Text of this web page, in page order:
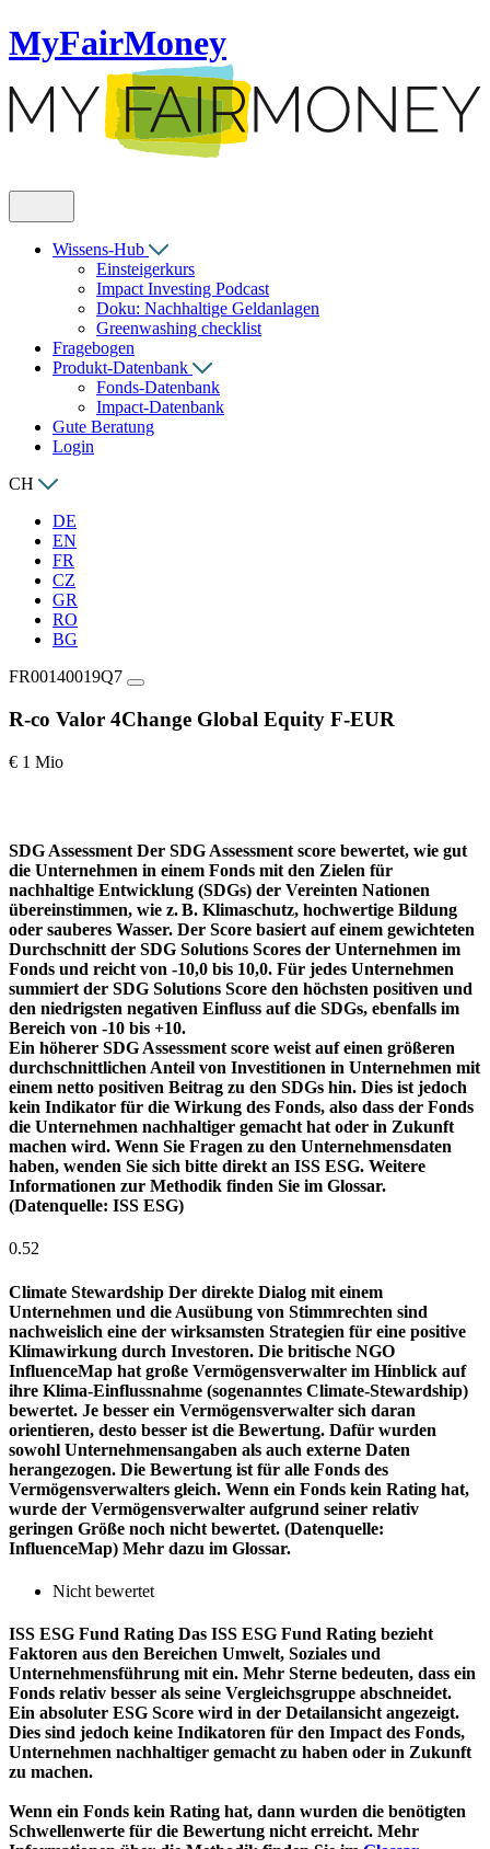
MyFairMoney
Wissens-Hub
Einsteigerkurs
Impact Investing Podcast
Doku: Nachhaltige Geldanlagen
Greenwashing checklist
Fragebogen
Produkt-Datenbank
Fonds-Datenbank
Impact-Datenbank
Gute Beratung
Login
CH
DE
EN
FR
CZ
GR
RO
BG
FR00140019Q7
R-co Valor 4Change Global Equity F-EUR
€ 1 Mio
SDG Assessment Der SDG Assessment score bewertet, wie gut
die Unternehmen in einem Fonds mit den Zielen für
nachhaltige Entwicklung (SDGs) der Vereinten Nationen
übereinstimmen, wie z. B. Klimaschutz, hochwertige Bildung
oder sauberes Wasser. Der Score basiert auf einem gewichteten
Durchschnitt der SDG Solutions Scores der Unternehmen im
Fonds und reicht von -10,0 bis 10,0. Für jedes Unternehmen
summiert der SDG Solutions Score den höchsten positiven und
den niedrigsten negativen Einfluss auf die SDGs, ebenfalls im
Bereich von -10 bis +10.
Ein höherer SDG Assessment score weist auf einen größeren
durchschnittlichen Anteil von Investitionen in Unternehmen mit
einem netto positiven Beitrag zu den SDGs hin. Dies ist jedoch
kein Indikator für die Wirkung des Fonds, also dass der Fonds
die Unternehmen nachhaltiger gemacht hat oder in Zukunft
machen wird. Wenn Sie Fragen zu den Unternehmensdaten
haben, wenden Sie sich bitte direkt an ISS ESG. Weitere
Informationen zur Methodik finden Sie im Glossar.
(Datenquelle: ISS ESG)
0.52
Climate Stewardship Der direkte Dialog mit einem
Unternehmen und die Ausübung von Stimmrechten sind
nachweislich eine der wirksamsten Strategien für eine positive
Klimawirkung durch Investoren. Die britische NGO
InfluenceMap hat große Vermögensverwalter im Hinblick auf
ihre Klima-Einflussnahme (sogenanntes Climate-Stewardship)
bewertet. Je besser ein Vermögensverwalter sich daran
orientieren, desto besser ist die Bewertung. Dafür wurden
sowohl Unternehmensangaben als auch externe Daten
herangezogen. Die Bewertung ist für alle Fonds des
Vermögensverwalters gleich. Wenn ein Fonds kein Rating hat,
wurde der Vermögensverwalter aufgrund seiner relativ
geringen Größe noch nicht bewertet. (Datenquelle:
InfluenceMap) Mehr dazu im Glossar.
Nicht bewertet
ISS ESG Fund Rating Das ISS ESG Fund Rating bezieht
Faktoren aus den Bereichen Umwelt, Soziales und
Unternehmensführung mit ein. Mehr Sterne bedeuten, dass ein
Fonds relativ besser als seine Vergleichsgruppe abschneidet.
Ein absoluter ESG Score wird in der Detailansicht angezeigt.
Dies sind jedoch keine Indikatoren für den Impact des Fonds,
Unternehmen nachhaltiger gemacht zu haben oder in Zukunft
zu machen.
Wenn ein Fonds kein Rating hat, dann wurden die benötigten
Schwellenwerte für die Bewertung nicht erreicht. Mehr